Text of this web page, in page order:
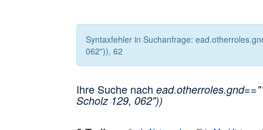
Syntaxfehler in Suchanfrage:
062")), 62
Ihre Suche nach
Scholz 129, 062"))